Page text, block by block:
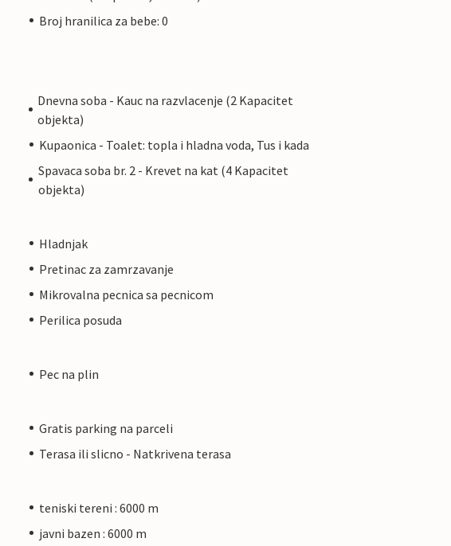
Broj hranilica za bebe: 0
Dnevna soba - Kauc na razvlacenje (2 Kapacitet
objekta)
Kupaonica - Toalet: topla i hladna voda, Tus i kada
Spavaca soba br. 2 - Krevet na kat (4 Kapacitet
objekta)
Hladnjak
Pretinac za zamrzavanje
Mikrovalna pecnica sa pecnicom
Perilica posuda
Pec na plin
Gratis parking na parceli
Terasa ili slicno - Natkrivena terasa
teniski tereni : 6000 m
javni bazen : 6000 m